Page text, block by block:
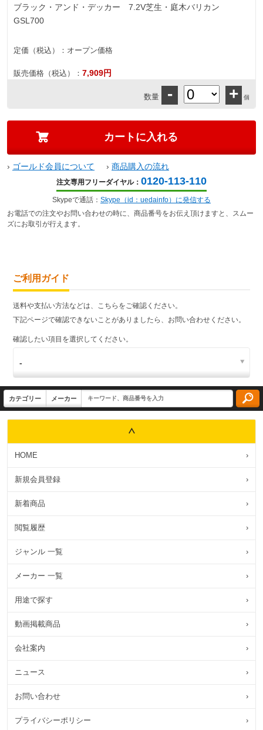
ブラック・アンド・デッカー 7.2V芝生・庭木バリカン
GSL700
定価（税込）： オープン価格
販売価格（税込）： 7,909円
数量 - + 個
› ゴールド会員について › 商品購入の流れ
注文専用フリーダイヤル： 0120-113-110
Skypeで通話： Skype（id：uedainfo）に発信する
お電話での注文やお問い合わせの時に、商品番号をお伝え頂けますと、スムー
ズにお取引が行えます。
ご利用ガイド
送料や支払い方法などは、こちらをご確認ください。
下記ページで確認できないことがありましたら、お問い合わせください。
確認したい項目を選択してください。
HOME ›
新規会員登録 ›
新着商品 ›
閲覧履歴 ›
ジャンル 一覧 ›
メーカー 一覧 ›
用途で探す ›
動画掲載商品 ›
会社案内 ›
ニュース ›
お問い合わせ ›
プライバシーポリシー ›